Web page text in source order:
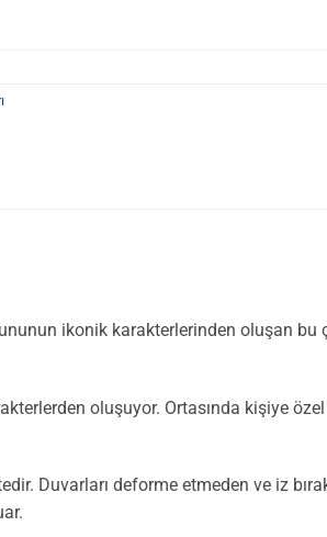
ikonik karakterlerinden oluşan bu
oluşuyor. Ortasında kişiye
Duvarları deforme etmeden ve iz